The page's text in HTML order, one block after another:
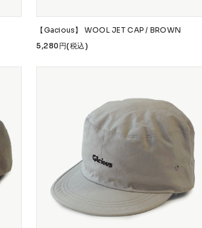
POWELL PERALTA BONES
【Gacious】 WOOL JET CAP / BROWN
5,280円(税込)